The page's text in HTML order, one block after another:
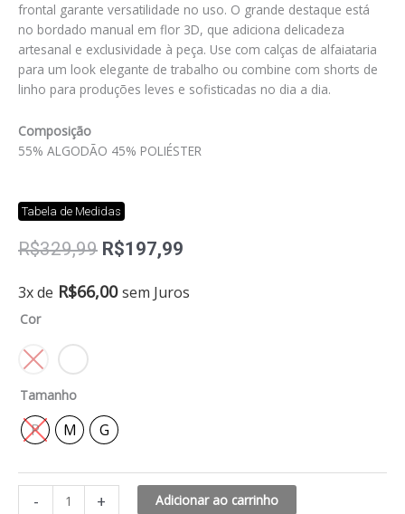
frontal garante versatilidade no uso. O grande destaque está
no bordado manual em flor 3D, que adiciona delicadeza
artesanal e exclusividade à peça. Use com calças de alfaiataria
para um look elegante de trabalho ou combine com shorts de
linho para produções leves e sofisticadas no dia a dia.
Composição
55% ALGODÃO 45% POLIÉSTER
Tabela de Medidas
R$329,99 O
original
R$197,99
atual
3x de R$66,00 sem Juros
Cor
Tamanho
P M G
-
Camisa
quantidade
+ Adicionar ao carrinho